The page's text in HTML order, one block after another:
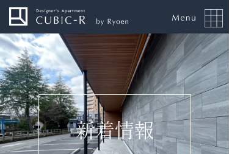
新着情報